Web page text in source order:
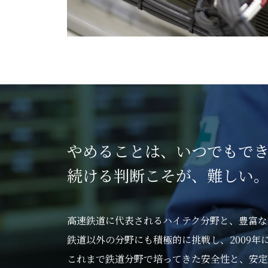
やめることは、いつでもで
続ける判断こそが、難しい
高速鉄道に代表されるハイテク分野と、豊富
鉄道以外の分野にも積極的に挑戦し、2009年
これまで鉄道分野で培ってきた安全性と、安